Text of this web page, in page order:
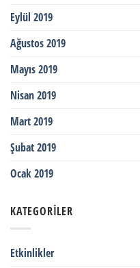
Eylül 2019
Ağustos 2019
Mayıs 2019
Nisan 2019
Mart 2019
Şubat 2019
Ocak 2019
KATEGORILER
Etkinlikler